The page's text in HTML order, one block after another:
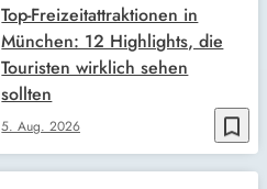
bookmark_border
5. Aug. 2026
Top-Freizeitattraktionen in
München: 12 Highlights, die
Touristen wirklich sehen
sollten